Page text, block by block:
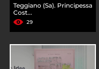
Teggiano (Sa). Principessa
Cost...
29